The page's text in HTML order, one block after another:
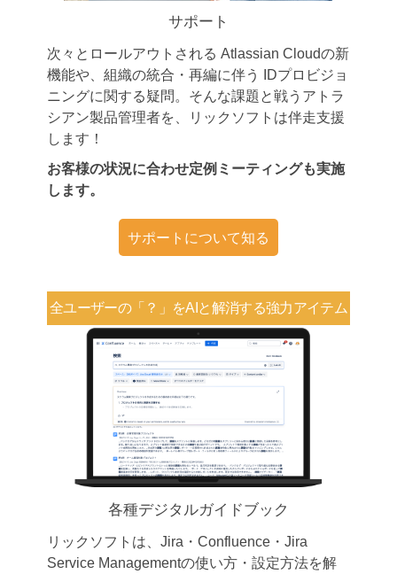
サポート
次々とロールアウトされる Atlassian Cloudの新
機能や、組織の統合・再編に伴う IDプロビジョ
ニングに関する疑問。そんな課題と戦うアトラ
シアン製品管理者を、リックソフトは伴走支援
します！
お客様の状況に合わせ定例ミーティングも実施
します。
サポートについて知る
全ユーザーの「？」をAIと解消する強力アイテム
各種デジタルガイドブック
リックソフトは、Jira・Confluence・Jira
Service Managementの使い方・設定方法を解